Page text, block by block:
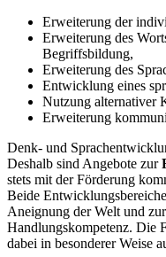
Erweiterung der
Erweiterung des
Begriffsbildung,
Erweiterung des
Entwicklung eines
Nutzung alternativer
Erweiterung
Denk- und
Deshalb sind Angebote zur
stets mit der Förderung
Beide
Aneignung der Welt und
Handlungskompetenz. Die
dabei in besonderer Weise